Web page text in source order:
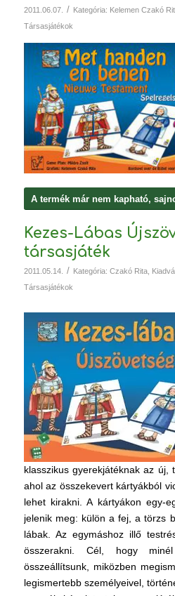
2011.06.07. / Kategória: Kelemen Czakó
Társasjátékok
A termék már nem kapható,
Kezes-Lábas
társasjáték
2011.05.14. / Kategória: Czakó Rita,
Társasjátékok
klasszikus gyerekjátéknak az új,
ahol az összekevert kártyákból
lehet kirakni. A kártyákon egy-
jelenik meg: külön a fej, a törzs
lábak. Az egymáshoz illő
összerakni. Cél, hogy
összeállítsunk, miközben
legismertebb személyeivel,